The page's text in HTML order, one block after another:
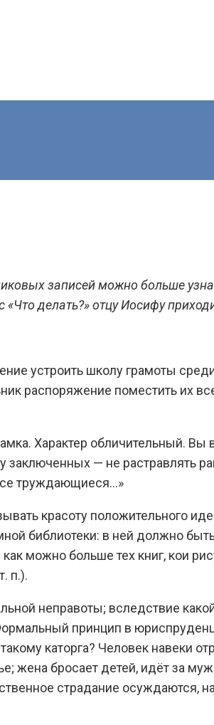
записей можно больше
делать?» отцу Иосифу
устроить школу грамоты
распоряжение поместить их
Характер обличительный.
заключенных — не растравлять
труждающиеся…»
красоту положительного
библиотеки: в ней должно
можно больше тех книг, кои
п.).
неправоты; вследствие
принцип в
каторга? Человек навеки
жена бросает детей, идёт за
страдание осуждаются,